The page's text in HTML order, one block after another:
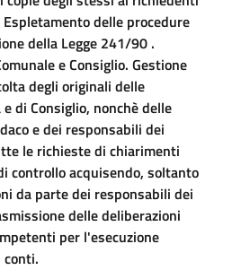
delle procedure
della Legge 241/90 .
e Consiglio. Gestione
degli originali delle
di Consiglio, nonchè delle
e dei responsabili dei
le richieste di chiarimenti
controllo acquisendo, soltanto
da parte dei responsabili dei
delle deliberazioni
per l'esecuzione
conti.